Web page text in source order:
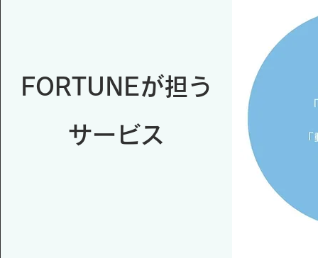
FORTUNEが担う
サービス